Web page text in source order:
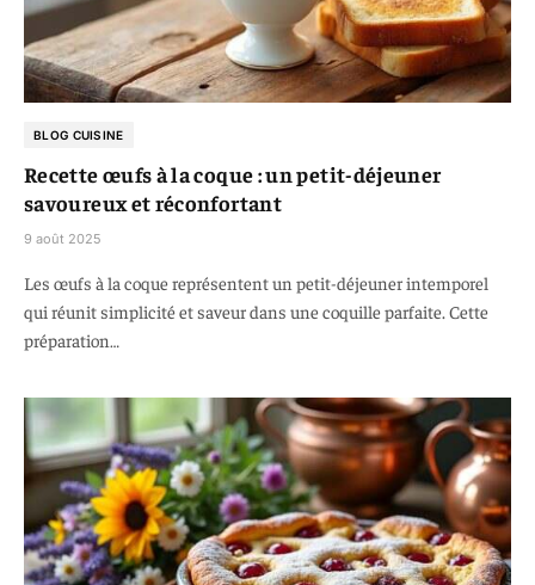
BLOG CUISINE
Recette œufs à la coque : un petit-déjeuner
savoureux et réconfortant
9 août 2025
Les œufs à la coque représentent un petit-déjeuner intemporel
qui réunit simplicité et saveur dans une coquille parfaite. Cette
préparation…